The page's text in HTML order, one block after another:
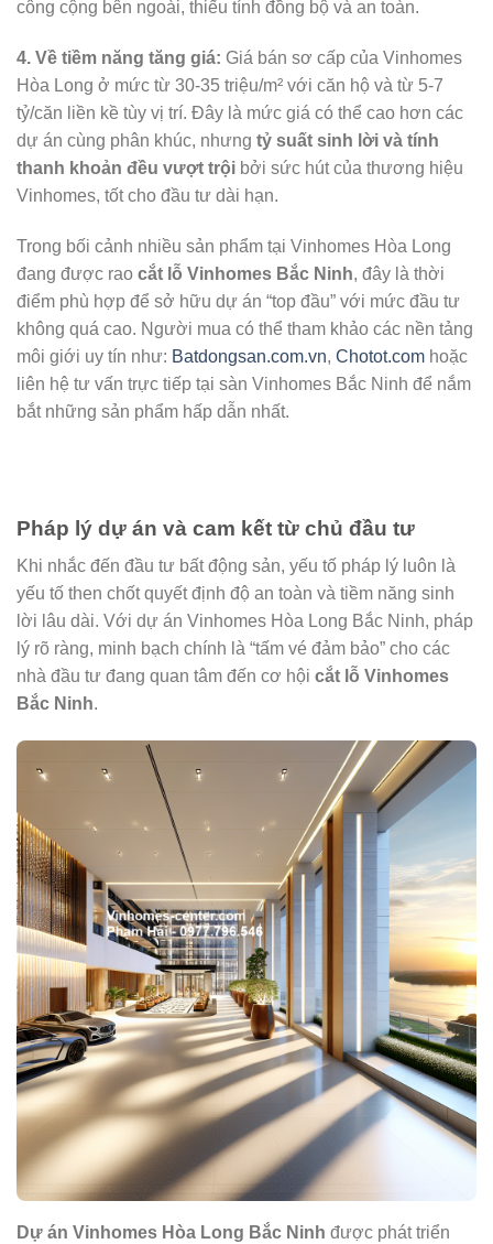
công cộng bên ngoài, thiếu tính đồng bộ và an toàn.
4. Về tiềm năng tăng giá: Giá bán sơ cấp của Vinhomes
Hòa Long ở mức từ 30-35 triệu/m² với căn hộ và từ 5-7
tỷ/căn liền kề tùy vị trí. Đây là mức giá có thể cao hơn các
dự án cùng phân khúc, nhưng tỷ suất sinh lời và tính
thanh khoản đều vượt trội bởi sức hút của thương hiệu
Vinhomes, tốt cho đầu tư dài hạn.
Trong bối cảnh nhiều sản phẩm tại Vinhomes Hòa Long
đang được rao cắt lỗ Vinhomes Bắc Ninh, đây là thời
điểm phù hợp để sở hữu dự án “top đầu” với mức đầu tư
không quá cao. Người mua có thể tham khảo các nền tảng
môi giới uy tín như: Batdongsan.com.vn, Chotot.com hoặc
liên hệ tư vấn trực tiếp tại sàn Vinhomes Bắc Ninh để nắm
bắt những sản phẩm hấp dẫn nhất.
Pháp lý dự án và cam kết từ chủ đầu tư
Khi nhắc đến đầu tư bất động sản, yếu tố pháp lý luôn là
yếu tố then chốt quyết định độ an toàn và tiềm năng sinh
lời lâu dài. Với dự án Vinhomes Hòa Long Bắc Ninh, pháp
lý rõ ràng, minh bạch chính là “tấm vé đảm bảo” cho các
nhà đầu tư đang quan tâm đến cơ hội cắt lỗ Vinhomes
Bắc Ninh.
Dự án Vinhomes Hòa Long Bắc Ninh được phát triển